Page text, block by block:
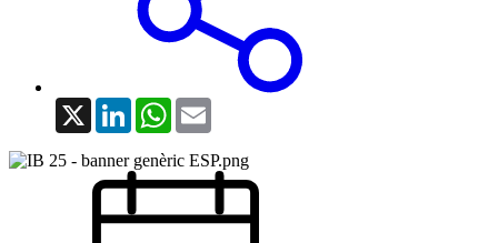
X LinkedInWhatsApp